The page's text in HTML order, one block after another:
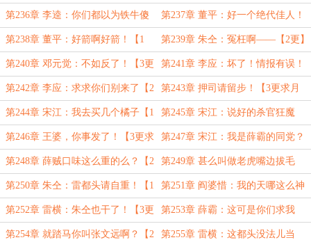
了！【3更求月票】 啊！【1更】
第236章 李逵：你们都以为铁牛傻
【2更】
第237章 董平：好一个绝代佳人！
【3更求月票】
第238章 董平：好箭啊好箭！【1
更】
第239章 朱仝：冤枉啊——【2更】
第240章 邓元觉：不如反了！【3更
求月票】
第241章 李应：坏了！情报有误！
【1更】
第242章 李应：求求你们别来了【2
更】
第243章 押司请留步！【3更求月
票】
第244章 宋江：我去买几个橘子【1
更】
第245章 宋江：说好的杀官狂魔
呢？【2更】
第246章 王婆，你事发了！【3更求
月票】
第247章 宋江：我是薛霸的同党？
【1更】
第248章 薛贼口味这么重的么？【2
更】
第249章 甚么叫做老虎嘴边拔毛
啊？【3更求月票】
第250章 朱仝：雷都头请自重！【1
更】
第251章 阎婆惜：我的天哪这么神
奇吗？【2更】
第252章 雷横：朱仝也干了！【3更
求月票】
第253章 薛霸：这可是你们求我
的！【1更】
第254章 就踏马你叫张文远啊？【2 第255章 雷横：这都头没法儿当